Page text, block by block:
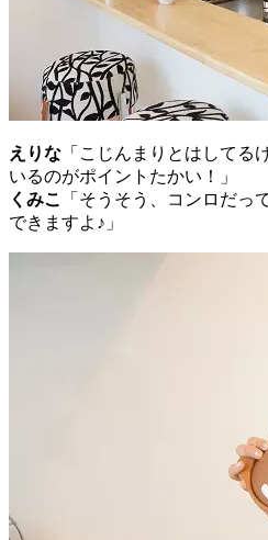
えりな 「こじんまりとはしてる
いるのがポイントたかい！」
くみこ
「そうそう、コンロだっ
できますよ♪」